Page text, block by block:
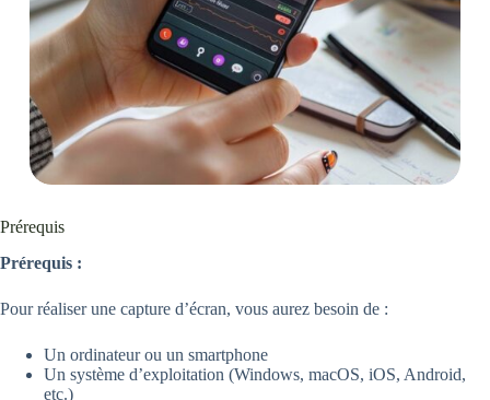
Prérequis
Prérequis :
Pour réaliser une capture d’écran, vous aurez besoin de :
Un ordinateur ou un smartphone
Un système d’exploitation (Windows, macOS, iOS, Android,
etc.)